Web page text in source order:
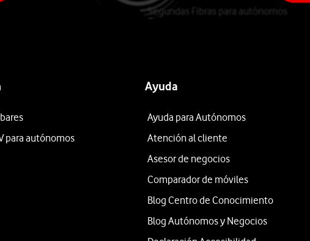
Segundas Fibras para autónomos
para autónomos
Ayuda
Ayuda para Autónomos
Atención al cliente
Asesor de negocios
Comparador de móviles
Blog Centro de Conocimiento
Blog Autónomos y Negocios